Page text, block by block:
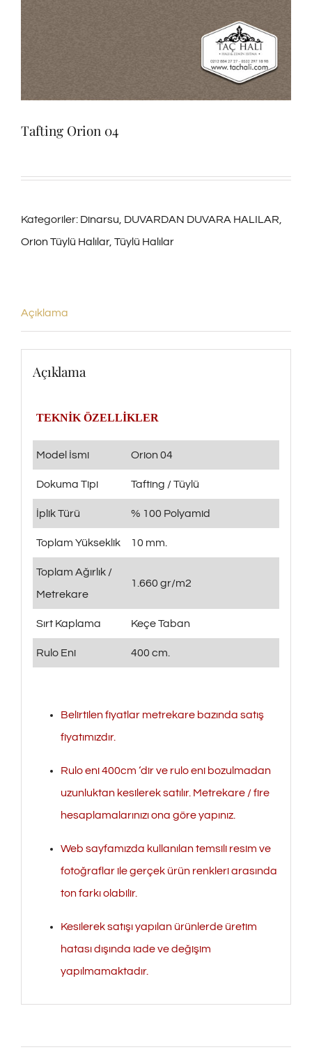
Tafting Orion 04
Kategoriler: Dinarsu, DUVARDAN DUVARA HALILAR,
Orion Tüylü Halılar, Tüylü Halılar
Açıklama
Açıklama
TEKNİK ÖZELLİKLER
Model İsmi Orion 04
Dokuma Tipi Tafting / Tüylü
İplik Türü % 100 Polyamid
Toplam Yükseklik 10 mm.
Toplam Ağırlık /
Metrekare
1.660 gr/m2
Sırt Kaplama Keçe Taban
Rulo Eni 400 cm.
Belirtilen fiyatlar metrekare bazında satış
fiyatımızdır.
Rulo eni 400cm ‘dir ve rulo eni bozulmadan
uzunluktan kesilerek satılır. Metrekare / fire
hesaplamalarınızı ona göre yapınız.
Web sayfamızda kullanılan temsili resim ve
fotoğraflar ile gerçek ürün renkleri arasında
ton farkı olabilir.
Kesilerek satışı yapılan ürünlerde üretim
hatası dışında iade ve değişim
yapılmamaktadır.